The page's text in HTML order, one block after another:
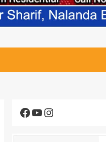
Facebook
YouTube
Instagram